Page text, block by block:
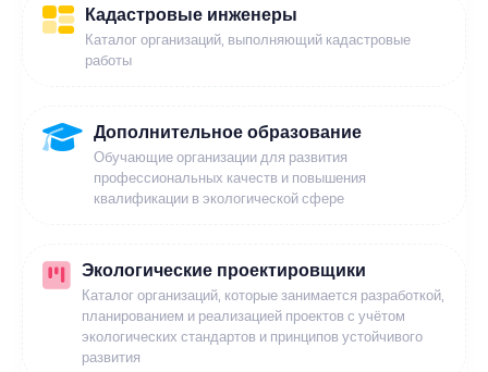
Кадастровые инженеры
Каталог организаций, выполняющий кадастровые
работы
Дополнительное образование
Обучающие организации для развития
профессиональных качеств и повышения
квалификации в экологической сфере
Экологические проектировщики
Каталог организаций, которые занимается разработкой,
планированием и реализацией проектов с учётом
экологических стандартов и принципов устойчивого
развития